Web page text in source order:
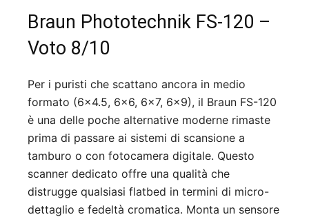
Braun Phototechnik FS-120 –
Voto 8/10
Per i puristi che scattano ancora in medio
formato (6×4.5, 6×6, 6×7, 6×9), il Braun FS-120
è una delle poche alternative moderne rimaste
prima di passare ai sistemi di scansione a
tamburo o con fotocamera digitale. Questo
scanner dedicato offre una qualità che
distrugge qualsiasi flatbed in termini di micro-
dettaglio e fedeltà cromatica. Monta un sensore